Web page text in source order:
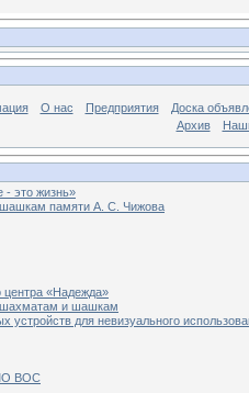
О нас Предприятия
Доска
Архив
- это жизнь»
памяти А. С. Чижова
центра «Надежда»
шахматам и шашкам
для невизуального
ВОС